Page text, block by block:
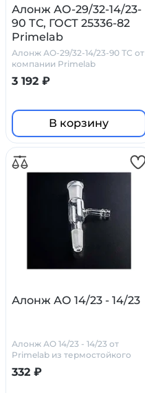
Алонж АО-29/32-14/23-
90 ТС, ГОСТ 25336-82
Primelab
Алонж АО-29/32-14/23-90 ТС от
компании Primelab
3 192 ₽
В корзину
Алонж АО 14/23 - 14/23
Алонж АО 14/23 - 14/23 от
Primelab из термостойкого
стекла
332 ₽